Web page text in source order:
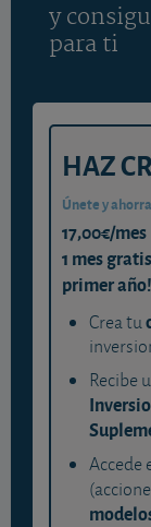
y
para ti
HAZ
Únete y
17,00€/mes
1 mes
primer año!
Crea tu
Recibe
Accede